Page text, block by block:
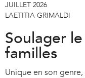
JUILLET 2026
LAETITIA GRIMALDI
Soulager
familles
Unique en son genre,